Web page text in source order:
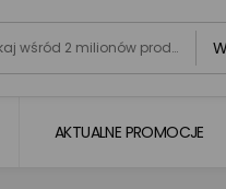
AKTUALNE PROMOCJE